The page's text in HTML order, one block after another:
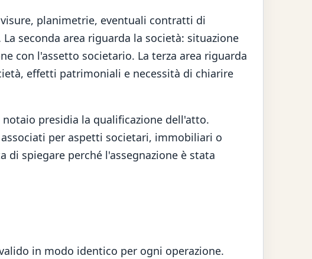
planimetrie, eventuali contratti di
seconda area riguarda la società: situazione
con l'assetto societario. La terza area riguarda
effetti patrimoniali e necessità di chiarire
presidia la qualificazione dell'atto.
per aspetti societari, immobiliari o
spiegare perché l'assegnazione è stata
in modo identico per ogni operazione.